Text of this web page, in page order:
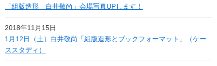
「組版造形 白井敬尚」会場写真UPします！
2018年11月15日
1月12日（土）白井敬尚「組版造形とブックフォーマット」（ケー
ススタディ）